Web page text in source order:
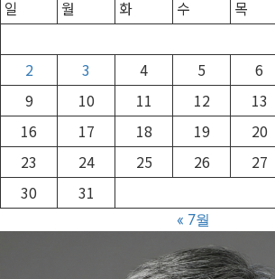
일
월 화 수 목
2
3 4 5 6
9
10 11 12 13
16
17 18 19 20
23
24 25 26 27
30
31
« 7월